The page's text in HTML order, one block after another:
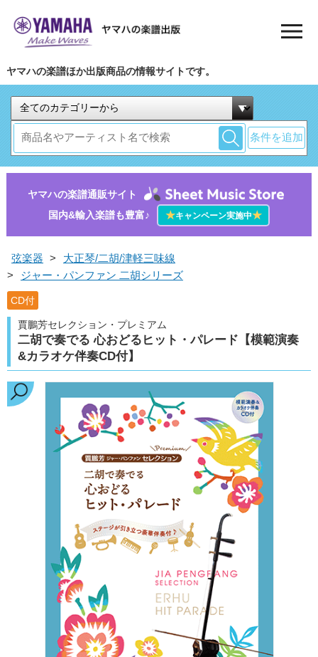
ヤマハの楽譜ほか出版商品の情報サイトです。
条件を追加
ヤマハの楽譜通販サイト
国内&輸入楽譜も豊富♪
★キャンペーン実施中★
弦楽器 >
大正琴/二胡/津軽三味線
>
ジャー・パンファン 二胡シリーズ
CD付
賈鵬芳セレクション・プレミアム
二胡で奏でる 心おどるヒット・パレード【模範演奏
&カラオケ伴奏CD付】